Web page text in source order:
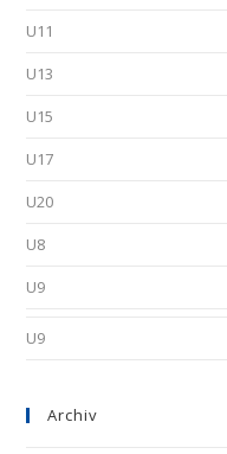
U11
U13
U15
U17
U20
U8
U9
U9
Archiv